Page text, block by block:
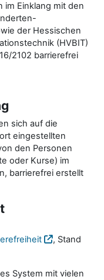
Einklang mit den
der Hessischen
(HVBIT)
2102 barrierefrei
sich auf die
eingestellten
den Personen
oder Kurse) im
barrierefrei erstellt
, Stand
System mit vielen